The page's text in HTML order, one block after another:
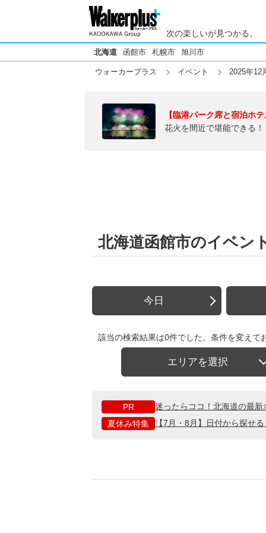
次の楽しいが見つかる。
北海道 函館市 札幌市 旭川市
ウォーカープラス イベント 2025年12
【臨港パーク席と宿泊ホ
花火を間近で堪能できる
北海道函館市のイベン
今日
該当の検索結果は0件でした。条件を変えて
エリアを選択
PR
迷ったらココ！北海道の最
夏休み特集
【7月・8月】日付から探せ